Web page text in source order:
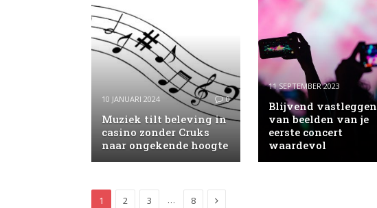
10 JANUARI 2024 0
Muziek tilt beleving in
casino zonder Cruks
naar ongekende hoogte
11 SEPTEMBER 2023
Blijvend vastleggen
van beelden van je
eerste concert
waardevol
1 2 3 … 8 Next